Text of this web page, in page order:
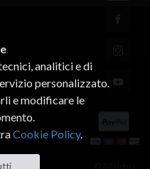
analitici e di
personalizzato.
e modificare le
Cookie Policy.